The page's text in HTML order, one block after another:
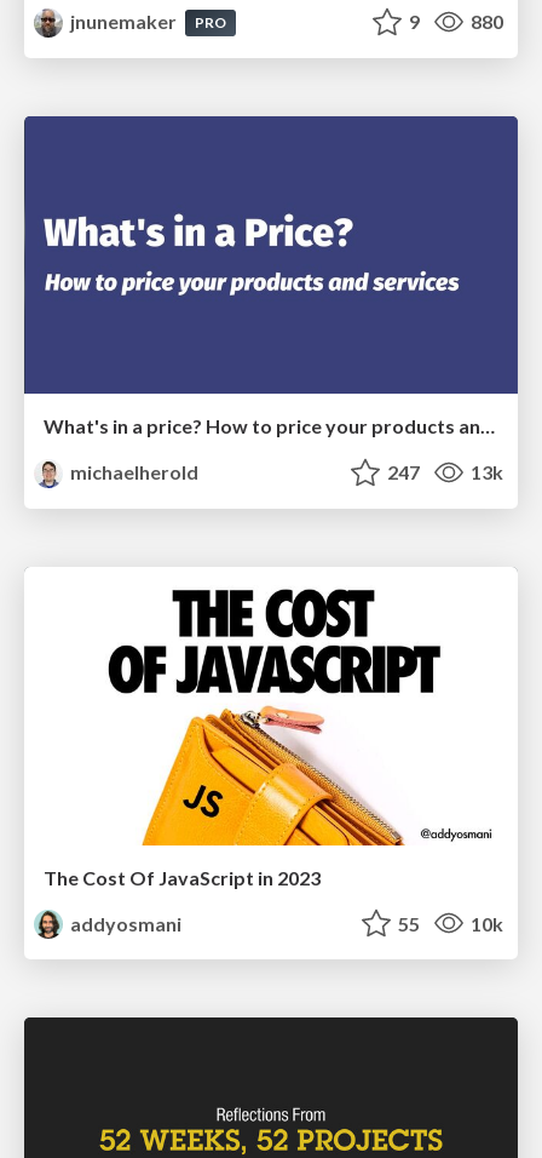
jnunemaker
PRO 9 880
What's in a price? How to price your products and services
michaelherold
247 13k
The Cost Of JavaScript in 2023
addyosmani
55 10k